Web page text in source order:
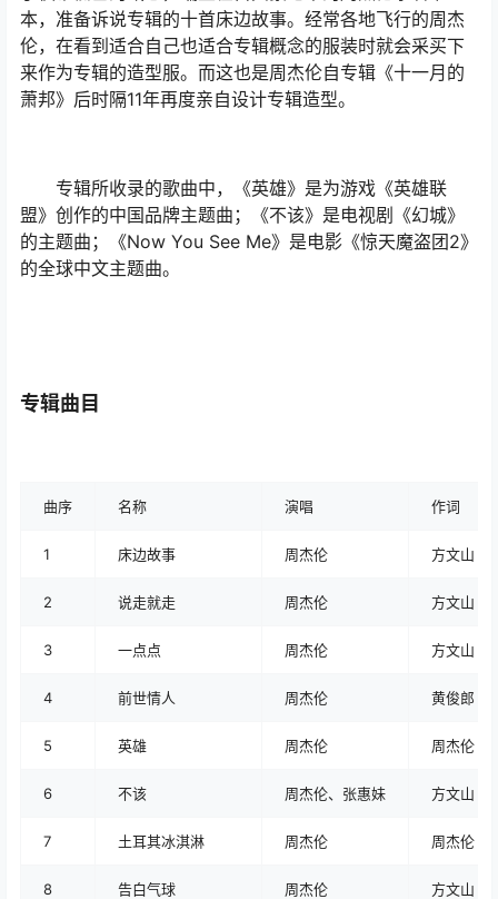
本，准备诉说专辑的十首床边故事。经常各地飞行的周杰
伦，在看到适合自己也适合专辑概念的服装时就会采买下
来作为专辑的造型服。而这也是周杰伦自专辑《十一月的
萧邦》后时隔11年再度亲自设计专辑造型。
专辑所收录的歌曲中，《英雄》是为游戏《英雄联
盟》创作的中国品牌主题曲；《不该》是电视剧《幻城》
的主题曲；《Now You See Me》是电影《惊天魔盗团2》
的全球中文主题曲。
专辑曲目
曲序 名称 演唱 作词
1 床边故事 周杰伦 方文山
2 说走就走 周杰伦 方文山
3 一点点 周杰伦 方文山
4 前世情人 周杰伦 黄俊郎
5 英雄 周杰伦 周杰伦
6 不该 周杰伦、张惠妹 方文山
7 土耳其冰淇淋 周杰伦 周杰伦
8 告白气球 周杰伦 方文山